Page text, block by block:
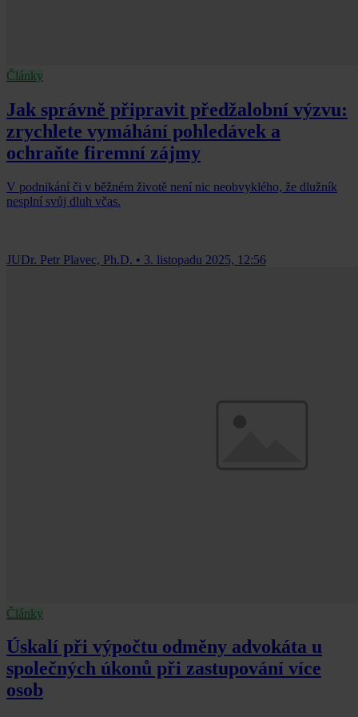
Články
Jak správně připravit předžalobní výzvu:
zrychlete vymáhání pohledávek a
ochraňte firemní zájmy
V podnikání či v běžném životě není nic neobvyklého, že dlužník
nesplní svůj dluh včas.
JUDr. Petr Plavec, Ph.D. • 3. listopadu 2025, 12:56
Články
Úskalí při výpočtu odměny advokáta u
společných úkonů při zastupování více
osob